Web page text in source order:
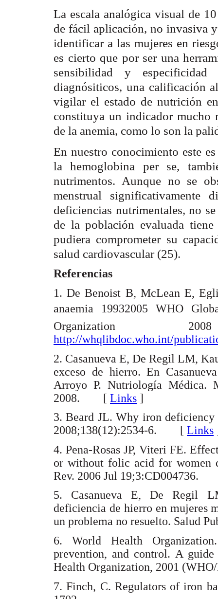
La escala analógica visual de
de fácil aplicación, no invasiva
identificar a las mujeres en
es cierto que por ser una
sensibilidad y
diagnósiticos, una calificación
vigilar el estado de nutrición
constituya un indicador mucho
de la anemia, como lo son la
En nuestro conocimiento este
la hemoglobina per se,
nutrimentos. Aunque no se
menstrual significativamente
deficiencias nutrimentales, no
de la población evaluada
pudiera comprometer su
salud cardiovascular (25).
Referencias
1. De Benoist B, McLean E,
anaemia 19932005 WHO
Organization
http://whqlibdoc.who.int/
2. Casanueva E, De Regil LM,
exceso de hierro. En
Arroyo P. Nutriología Médica.
2008. [ Links ]
3. Beard JL. Why iron
2008;138(12):2534-6. [ Links
4. Pena-Rosas JP, Viteri FE.
or without folic acid for women
Rev. 2006 Jul
5. Casanueva E, De Regil
deficiencia de hierro en mujeres
un problema no resuelto.
6. World Health
prevention, and control. A
Health Organization, 2001
7. Finch, C. Regulators of iron